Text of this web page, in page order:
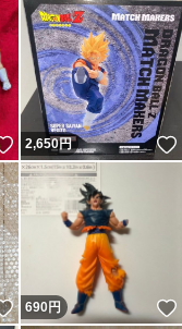
いいね！
2,650円
いいね！
690円